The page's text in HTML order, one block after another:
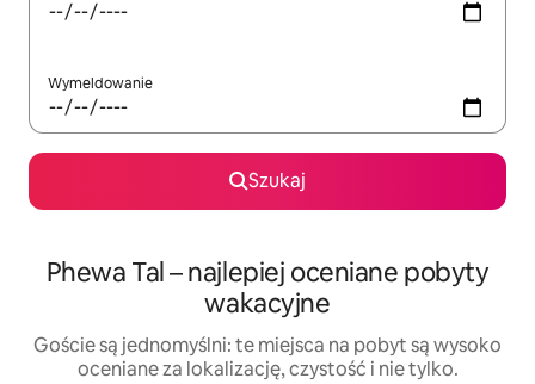
Wymeldowanie
Szukaj
Phewa Tal – najlepiej oceniane pobyty
wakacyjne
Goście są jednomyślni: te miejsca na pobyt są wysoko
oceniane za lokalizację, czystość i nie tylko.